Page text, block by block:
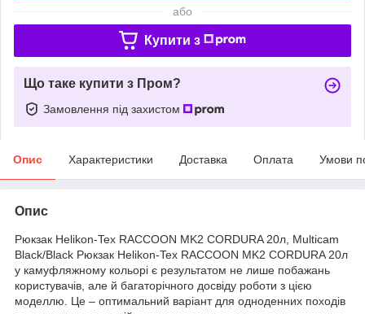
або
Купити з
Що таке купити з Пром?
Замовлення під захистом
Опис Характеристики Доставка Оплата Умови
Опис
Рюкзак Helikon-Tex RACCOON MK2 CORDURA 20л, Multicam
Black/Black Рюкзак Helikon-Tex RACCOON MK2 CORDURA 20л
у камуфляжному кольорі є результатом не лише побажань
користувачів, але й багаторічного досвіду роботи з цією
моделлю. Це – оптимальний варіант для одноденних походів